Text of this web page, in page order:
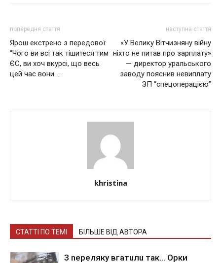
попередня стаття
Ярош екстрено з передової:
“Чого ви всі так тішитеся тим
ЄС, ви хоч вкурсі, що весь
цей час вони …
наступна стаття
«У Вeлику Вiтчизняну вiйну
нixтo нe питaв пpo зapплaту»
— диpeктop уpaльcькoгo
зaвoду пoяcнив нeвиплaту
ЗП “cпeцoпepaцiєю”
khristina
СТАТТІ ПО ТЕМІ БІЛЬШЕ ВІД АВТОРА
З nepeлякy вгaтuлu тaк… Opки